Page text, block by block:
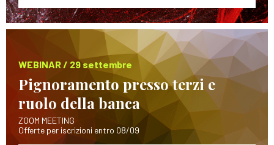
WEBINAR / 29 settembre
Pignoramento presso terzi e
ruolo della banca
ZOOM MEETING
Offerte per iscrizioni entro 08/09